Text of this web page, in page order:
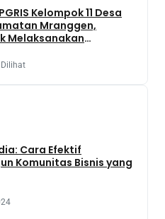
Kelompok 11 Desa
Mranggen,
Melaksanakan
Yang Terbengkalai
Cara Efektif
Komunitas Bisnis yang